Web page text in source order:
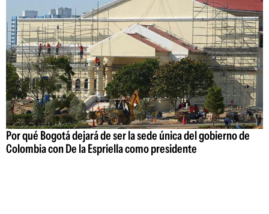
Por qué Bogotá dejará de ser la sede única del gobierno de
Colombia con De la Espriella como presidente